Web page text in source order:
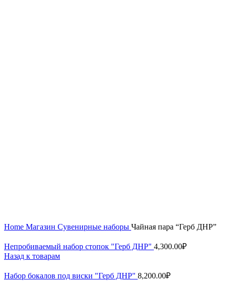
Home Магазин Сувенирные наборы Чайная пара “Герб ДНР”
Непробиваемый набор стопок "Герб ДНР" 4,300.00₽
Назад к товарам
Набор бокалов под виски "Герб ДНР" 8,200.00₽